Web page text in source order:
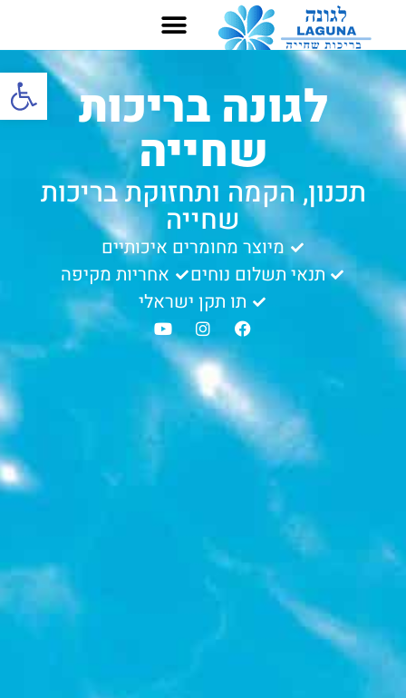
פתח לגונה בריכות
שחייה
תכנון, הקמה ותחזוקת בריכות
שחייה
מיוצר מחומרים איכותיים
תנאי תשלום נוחים
אחריות מקיפה
תו תקן ישראלי